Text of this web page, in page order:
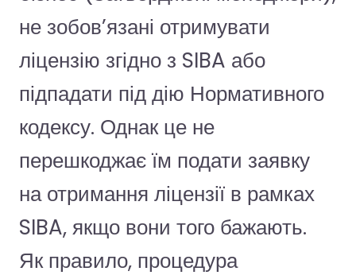
не зобов’язані отримувати
ліцензію згідно з SIBA або
підпадати під дію Нормативного
кодексу. Однак це не
перешкоджає їм подати заявку
на отримання ліцензії в рамках
SIBA, якщо вони того бажають.
Як правило, процедура